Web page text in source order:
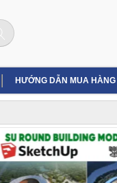
HƯỚNG DẪN MUA HÀNG